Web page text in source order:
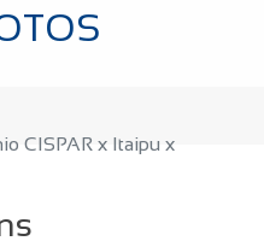
CISPAR x Itaipu x